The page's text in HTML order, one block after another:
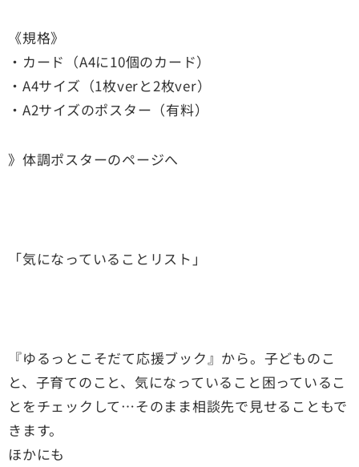
《規格》
・カード（A4に10個のカード）
・A4サイズ（1枚verと2枚ver）
・A2サイズのポスター（有料）
》体調ポスターのページへ
「気になっていることリスト」
『ゆるっとこそだて応援ブック』から。子どものこ
と、子育てのこと、気になっていること困っているこ
とをチェックして…そのまま相談先で見せることもで
きます。
ほかにも